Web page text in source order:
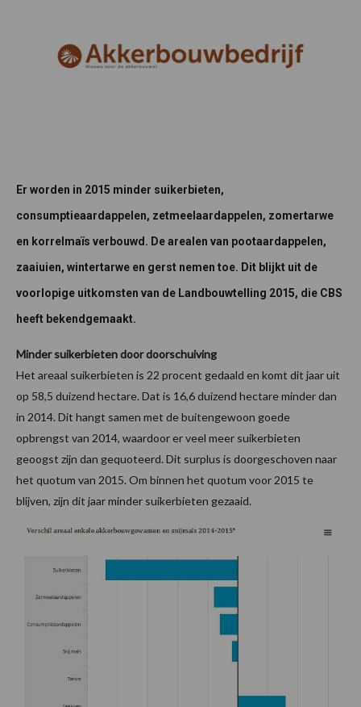
Er worden in 2015 minder suikerbieten,
consumptieaardappelen, zetmeelaardappelen, zomertarwe
en korrelmaïs verbouwd. De arealen van pootaardappelen,
zaaiuien, wintertarwe en gerst nemen toe. Dit blijkt uit de
voorlopige uitkomsten van de Landbouwtelling 2015, die CBS
heeft bekendgemaakt.
Minder suikerbieten door doorschuiving
Het areaal suikerbieten is 22 procent gedaald en komt dit jaar uit
op 58,5 duizend hectare. Dat is 16,6 duizend hectare minder dan
in 2014. Dit hangt samen met de buitengewoon goede
opbrengst van 2014, waardoor er veel meer suikerbieten
geoogst zijn dan gequoteerd. Dit surplus is doorgeschoven naar
het quotum van 2015. Om binnen het quotum voor 2015 te
blijven, zijn dit jaar minder suikerbieten gezaaid.